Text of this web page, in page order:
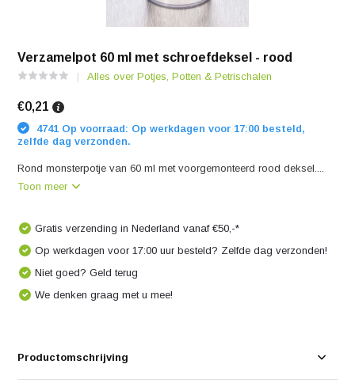
Verzamelpot 60 ml met schroefdeksel - rood
Alles over Potjes, Potten & Petrischalen
€0,21
4741 Op voorraad: Op werkdagen voor 17:00 besteld,
zelfde dag verzonden.
Rond monsterpotje van 60 ml met voorgemonteerd rood deksel....
Toon meer
Gratis verzending in Nederland vanaf €50,-*
Op werkdagen voor 17:00 uur besteld? Zelfde dag verzonden!
Niet goed? Geld terug
We denken graag met u mee!
Productomschrijving